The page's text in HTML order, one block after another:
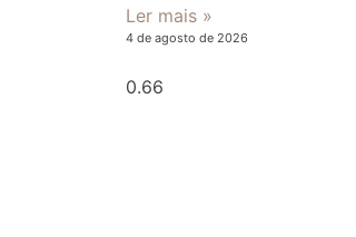
Ler mais »
4 de agosto de 2026